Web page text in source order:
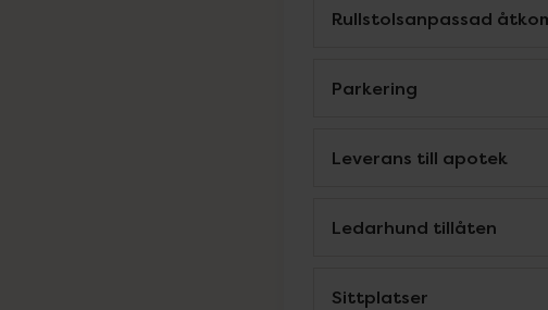
Rullstolsanpassad
Parkering
Leverans till apotek
Ledarhund tillåten
Sittplatser